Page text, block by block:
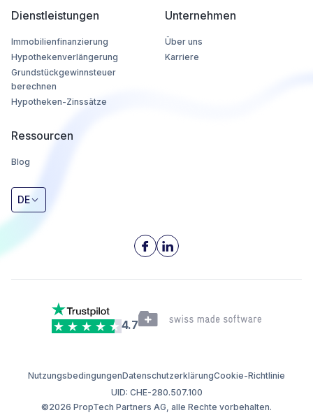
Dienstleistungen
Immobilienfinanzierung
Hypothekenverlängerung
Grundstückgewinnsteuer
berechnen
Hypotheken-Zinssätze
Unternehmen
Über uns
Karriere
Ressourcen
Blog
DE
4.7
©2026 PropTech Partners AG, alle Rechte vorbehalten.
NutzungsbedingungenDatenschutzerklärungCookie-Richtlinie
UID: CHE-280.507.100